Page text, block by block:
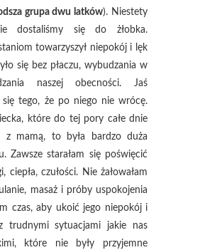
grupa dwu latków). Niestety
dostaliśmy się do żłobka.
towarzyszył niepokój i lęk
się bez płaczu, wybudzania w
naszej obecności. Jaś
się tego, że po niego nie wrócę.
które do tej pory całe dnie
z mamą, to była bardzo duża
Zawsze starałam się poświęcić
ciepła, czułości. Nie żałowałam
masaż i próby uspokojenia
czas, aby ukoić jego niepokój i
trudnymi sytuacjami jakie nas
które nie były przyjemne